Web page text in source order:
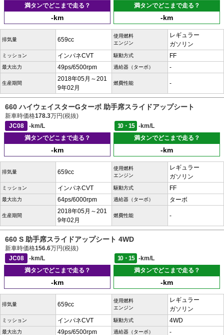
満タンでどこまで走る？
-km
満タンでどこまで走る？
-km
排気量 659cc
使用燃料
エンジン
レギュラー
ガソリン
ミッション インパネCVT 駆動方式 FF
最大出力 49ps/6500rpm 過給器（ターボ） -
生産期間
2018年05月～201
9年02月
燃費性能 -
660 ハイウェイスターGターボ 助手席スライドアップシート
新車時価格178.3万円(税抜)
JC08
-km/L 10・15
-km/L
満タンでどこまで走る？
-km
満タンでどこまで走る？
-km
排気量 659cc
使用燃料
エンジン
レギュラー
ガソリン
ミッション インパネCVT 駆動方式 FF
最大出力 64ps/6000rpm 過給器（ターボ） ターボ
生産期間
2018年05月～201
9年02月
燃費性能 -
660 S 助手席スライドアップシート 4WD
新車時価格156.6万円(税抜)
JC08
-km/L 10・15
-km/L
満タンでどこまで走る？
-km
満タンでどこまで走る？
-km
排気量 659cc
使用燃料
エンジン
レギュラー
ガソリン
ミッション インパネCVT 駆動方式 4WD
最大出力 49ps/6500rpm 過給器（ターボ） -